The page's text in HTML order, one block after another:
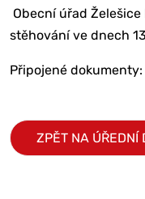
Obecní úřad
stěhování ve dnech
Připojené dokumenty:
ZPĚT NA ÚŘEDNÍ